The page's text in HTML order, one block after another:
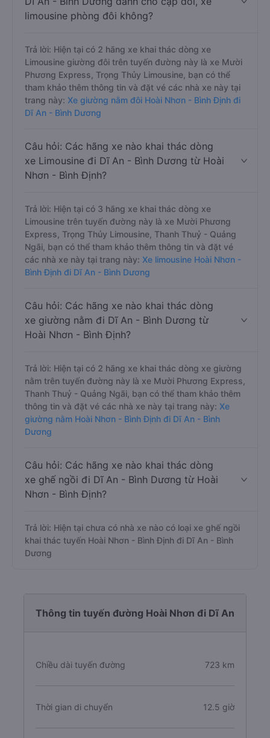
limousine phòng đôi không?
Trả lời: Hiện tại có 2 hãng xe khai thác dòng xe
Limousine giường đôi trên tuyến đường này là xe Mười
Phương Express, Trọng Thủy Limousine, bạn có thể
tham khảo thêm thông tin và đặt vé các nhà xe này tại
trang này: Xe giường nằm đôi Hoài Nhơn - Bình Định đi
Dĩ An - Bình Dương
Câu hỏi: Các hãng xe nào khai thác dòng
xe Limousine đi Dĩ An - Bình Dương từ Hoài
Nhơn - Bình Định?
Trả lời: Hiện tại có 3 hãng xe khai thác dòng xe
Limousine trên tuyến đường này là xe Mười Phương
Express, Trọng Thủy Limousine, Thanh Thuỷ - Quảng
Ngãi, bạn có thể tham khảo thêm thông tin và đặt vé
các nhà xe này tại trang này: Xe limousine Hoài Nhơn -
Bình Định đi Dĩ An - Bình Dương
Câu hỏi: Các hãng xe nào khai thác dòng
xe giường nằm đi Dĩ An - Bình Dương từ
Hoài Nhơn - Bình Định?
Trả lời: Hiện tại có 2 hãng xe khai thác dòng xe giường
nằm trên tuyến đường này là xe Mười Phương Express,
Thanh Thuỷ - Quảng Ngãi, bạn có thể tham khảo thêm
thông tin và đặt vé các nhà xe này tại trang này: Xe
giường nằm Hoài Nhơn - Bình Định đi Dĩ An - Bình
Dương
Câu hỏi: Các hãng xe nào khai thác dòng
xe ghế ngồi đi Dĩ An - Bình Dương từ Hoài
Nhơn - Bình Định?
Trả lời: Hiện tại chưa có nhà xe nào có loại xe ghế ngồi
khai thác tuyến Hoài Nhơn - Bình Định đi Dĩ An - Bình
Dương
Thông tin tuyến đường Hoài Nhơn đi Dĩ An
Chiều dài tuyến đường 723 km
Thời gian di chuyển 12.5 giờ